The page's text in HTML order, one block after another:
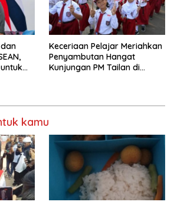
Keceriaan Pelajar Meriahkan
Penyambutan Hangat
Kunjungan PM Tailan di
kamu